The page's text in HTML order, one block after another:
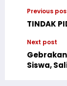
Previous
TINDAK
Next post
Siswa,